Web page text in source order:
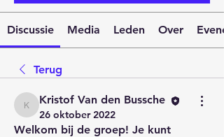
Discussie Media Leden Over
Terug
Kristof Van den Bussche
Kristof Van den Bussche
26 oktober 2022
Welkom bij de groep! Je kunt